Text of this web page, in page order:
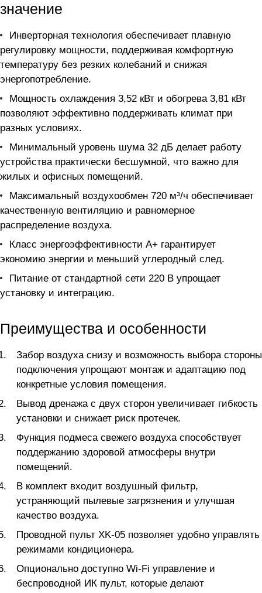
значение
Инверторная технология обеспечивает плавную
регулировку мощности, поддерживая комфортную
температуру без резких колебаний и снижая
энергопотребление.
Мощность охлаждения 3,52 кВт и обогрева 3,81 кВт
позволяют эффективно поддерживать климат при
разных условиях.
Минимальный уровень шума 32 дБ делает работу
устройства практически бесшумной, что важно для
жилых и офисных помещений.
Максимальный воздухообмен 720 м³/ч обеспечивает
качественную вентиляцию и равномерное
распределение воздуха.
Класс энергоэффективности A+ гарантирует
экономию энергии и меньший углеродный след.
Питание от стандартной сети 220 В упрощает
установку и интеграцию.
Преимущества и особенности
Забор воздуха снизу и возможность выбора стороны
подключения упрощают монтаж и адаптацию под
конкретные условия помещения.
Вывод дренажа с двух сторон увеличивает гибкость
установки и снижает риск протечек.
Функция подмеса свежего воздуха способствует
поддержанию здоровой атмосферы внутри
помещений.
В комплект входит воздушный фильтр,
устраняющий пылевые загрязнения и улучшая
качество воздуха.
Проводной пульт XK-05 позволяет удобно управлять
режимами кондиционера.
Опционально доступно Wi-Fi управление и
беспроводной ИК пульт, которые делают